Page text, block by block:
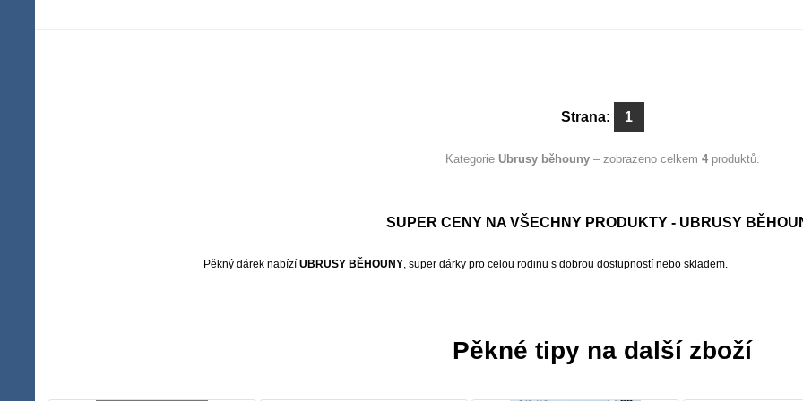
Strana: 1
Kategorie Ubrusy běhouny– zobrazeno celkem 4produktů.
SUPER CENY NA VŠECHNY PRODUKTY - UBRUSY
Pěkný dárek nabízí UBRUSY BĚHOUNY, super dárky pro celou rodinu s dobrou dostupností nebo skladem.
Pěkné tipy na další zboží